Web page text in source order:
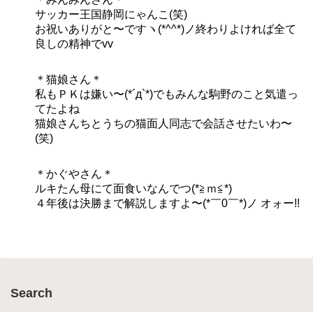
サッカー王国静岡にゃんこ(笑)
お祝いありがと〜ですヽ(*^^*)ノ終わりよければ全て
良しの精神でvv
＊猫娘さん＊
私もＰＫは嫌い〜(*´д`*)でもみんな駒野のこと気遣っ
てたよね
猫娘さんちとうちの猫面人同志で会話させたいわ〜
(笑)
＊かぐやさん＊
ルキたん母にて面食いなんでつ(*≧ｍ≦*)
４年後は決勝まで解説しますよ〜(*￣0￣*)ノ オォー!!
Search